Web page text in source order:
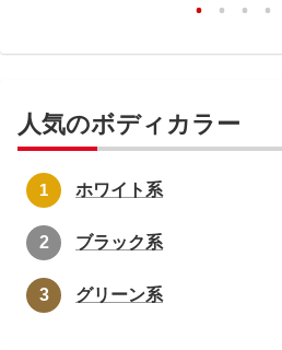
人気のボディカラー
ホワイト系
ブラック系
グリーン系